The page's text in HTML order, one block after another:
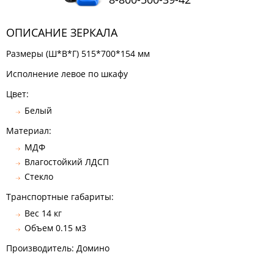
ОПИСАНИЕ ЗЕРКАЛА
Размеры (Ш*В*Г) 515*700*154 мм
Исполнение левое по шкафу
Цвет:
Белый
Материал:
МДФ
Влагостойкий ЛДСП
Стекло
Транспортные габариты:
Вес 14 кг
Объем 0.15 м3
Производитель: Домино